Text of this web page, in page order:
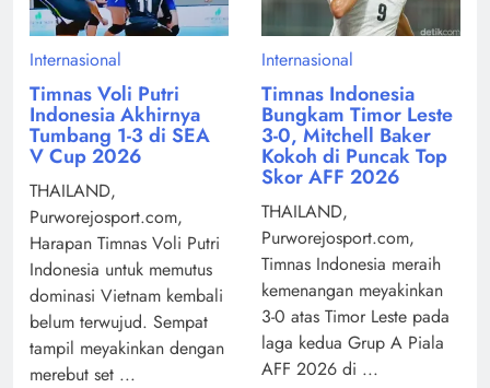
Internasional
Timnas Voli Putri
Indonesia Akhirnya
Tumbang 1-3 di SEA
V Cup 2026
THAILAND,
Purworejosport.com,
Harapan Timnas Voli Putri
Indonesia untuk memutus
dominasi Vietnam kembali
belum terwujud. Sempat
tampil meyakinkan dengan
merebut set ...
Internasional
Timnas Indonesia
Bungkam Timor Leste
3-0, Mitchell Baker
Kokoh di Puncak Top
Skor AFF 2026
THAILAND,
Purworejosport.com,
Timnas Indonesia meraih
kemenangan meyakinkan
3-0 atas Timor Leste pada
laga kedua Grup A Piala
AFF 2026 di ...